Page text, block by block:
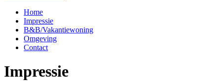
Home
Impressie
B&B/Vakantiewoning
Omgeving
Contact
Impressie